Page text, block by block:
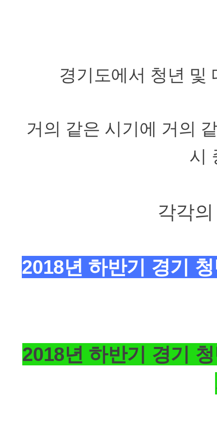
경기도에서 청년 및
거의 같은 시기에 거의
시
각각
2018년 하반기 경기
2018년 하반기 경기